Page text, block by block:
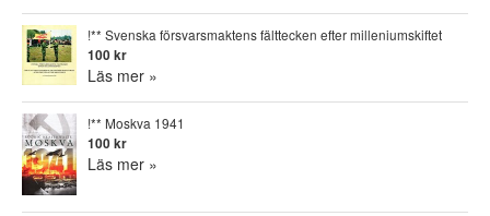
!** Svenska försvarsmaktens fälttecken efter milleniumskiftet
100 kr
Läs mer »
!** Moskva 1941
100 kr
Läs mer »